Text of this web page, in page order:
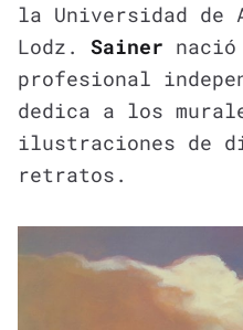
la Universidad de
Lodz. Sainer
profesional
dedica a los
ilustraciones de
retratos.